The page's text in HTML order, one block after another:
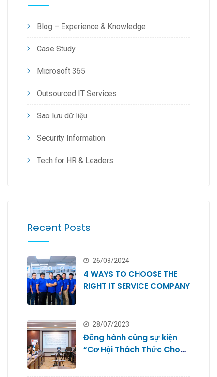
Blog – Experience & Knowledge
Case Study
Microsoft 365
Outsourced IT Services
Sao lưu dữ liệu
Security Information
Tech for HR & Leaders
Recent Posts
26/03/2024
4 WAYS TO CHOOSE THE
RIGHT IT SERVICE COMPANY
28/07/2023
Đồng hành cùng sự kiện
“Cơ Hội Thách Thức Cho